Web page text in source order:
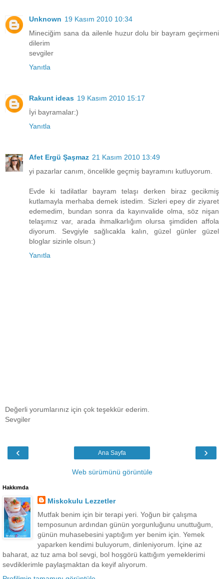
Unknown 19 Kasım 2010 10:34
Mineciğim sana da ailenle huzur dolu bir bayram geçirmeni
dilerim
sevgiler
Yanıtla
Rakunt ideas 19 Kasım 2010 15:17
İyi bayramalar:)
Yanıtla
Afet Ergü Şaşmaz 21 Kasım 2010 13:49
yi pazarlar canım, öncelikle geçmiş bayramını kutluyorum.
Evde ki tadilatlar bayram telaşı derken biraz gecikmiş
kutlamayla merhaba demek istedim. Sizleri epey dir ziyaret
edemedim, bundan sonra da kayınvalide olma, söz nişan
telaşımız var, arada ihmalkarlığım olursa şimdiden affola
diyorum. Sevgiyle sağlıcakla kalın, güzel günler güzel
bloglar sizinle olsun:)
Yanıtla
Değerli yorumlarınız için çok teşekkür ederim.
Sevgiler
‹ ›
Ana Sayfa
Web sürümünü görüntüle
Hakkımda
Miskokulu Lezzetler
Mutfak benim için bir terapi yeri. Yoğun bir çalışma
temposunun ardından günün yorgunluğunu unuttuğum,
günün muhasebesini yaptığım yer benim için. Yemek
yaparken kendimi buluyorum, dinleniyorum. İçine az
baharat, az tuz ama bol sevgi, bol hoşgörü kattığım yemeklerimi
sevdiklerimle paylaşmaktan da keyif alıyorum.